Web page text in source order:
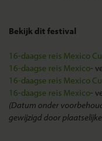
Bekijk dit festival
16-daagse reis Mexico
16-daagse reis Mexico-
16-daagse reis Mexico
16-daagse reis Mexico-
(Datum onder
gewijzigd door